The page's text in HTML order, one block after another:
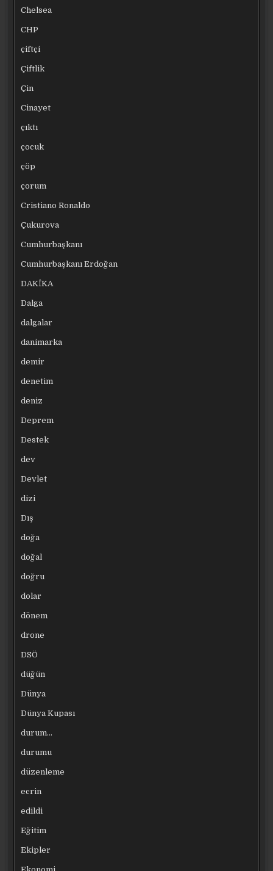
Chelsea
CHP
çiftçi
Çiftlik
Çin
Cinayet
çıktı
çocuk
çöp
çorum
Cristiano Ronaldo
Çukurova
Cumhurbaşkanı
Cumhurbaşkanı Erdoğan
DAKİKA
Dalga
dalgalar
danimarka
demir
denetim
deniz
Deprem
Destek
dev
Devlet
dizi
Dış
doğa
doğal
doğru
dolar
dönem
drone
DSÖ
düğün
Dünya
Dünya Kupası
durum…
durumu
düzenleme
ecrin
edildi
Eğitim
Ekipler